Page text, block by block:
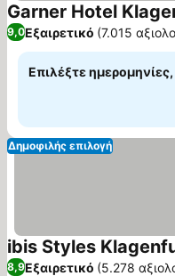
Garner Hotel
9,0Εξαιρετικό (7.015
Επιλέξτε ημερομηνίες,
Δημοφιλής επιλογή
ibis Styles
8,9Εξαιρετικό (5.278